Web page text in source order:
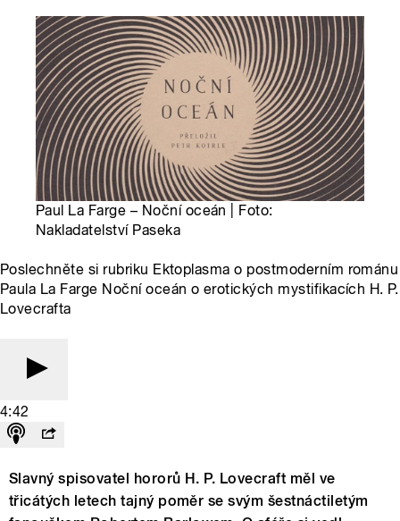
Paul La Farge – Noční oceán | Foto:
Nakladatelství Paseka
Poslechněte si rubriku Ektoplasma o postmoderním románu
Paula La Farge Noční oceán o erotických mystifikacích H. P.
Lovecrafta
4:42
Slavný spisovatel hororů H. P. Lovecraft měl ve
třicátých letech tajný poměr se svým šestnáctiletým